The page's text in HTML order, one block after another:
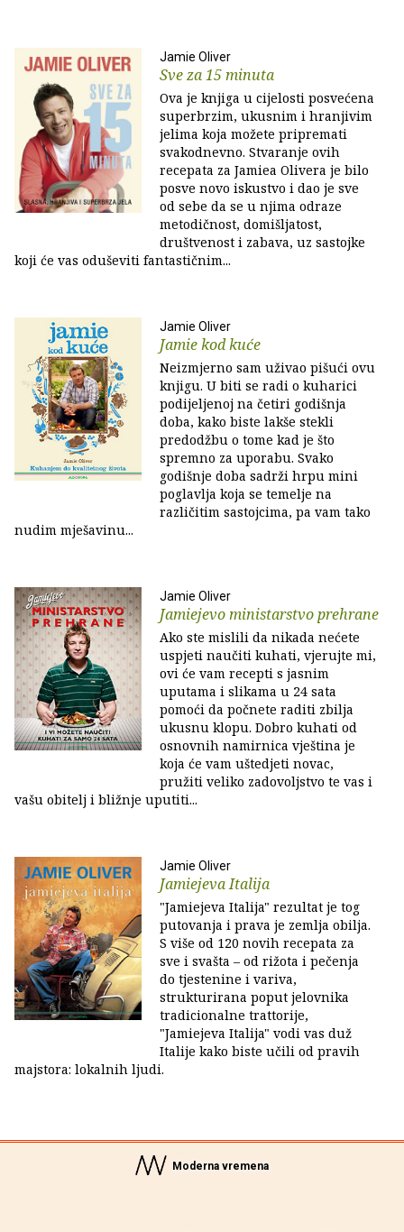
Jamie Oliver
Sve za 15 minuta
Ova je knjiga u cijelosti posvećena
superbrzim, ukusnim i hranjivim
jelima koja možete pripremati
svakodnevno. Stvaranje ovih
recepata za Jamiea Olivera je bilo
posve novo iskustvo i dao je sve
od sebe da se u njima odraze
metodičnost, domišljatost,
društvenost i zabava, uz sastojke
koji će vas oduševiti fantastičnim...
Jamie Oliver
Jamie kod kuće
Neizmjerno sam uživao pišući ovu
knjigu. U biti se radi o kuharici
podijeljenoj na četiri godišnja
doba, kako biste lakše stekli
predodžbu o tome kad je što
spremno za uporabu. Svako
godišnje doba sadrži hrpu mini
poglavlja koja se temelje na
različitim sastojcima, pa vam tako
nudim mješavinu...
Jamie Oliver
Jamiejevo ministarstvo prehrane
Ako ste mislili da nikada nećete
uspjeti naučiti kuhati, vjerujte mi,
ovi će vam recepti s jasnim
uputama i slikama u 24 sata
pomoći da počnete raditi zbilja
ukusnu klopu. Dobro kuhati od
osnovnih namirnica vještina je
koja će vam uštedjeti novac,
pružiti veliko zadovoljstvo te vas i
vašu obitelj i bližnje uputiti...
Jamie Oliver
Jamiejeva Italija
"Jamiejeva Italija" rezultat je tog
putovanja i prava je zemlja obilja.
S više od 120 novih recepata za
sve i svašta – od rižota i pečenja
do tjestenine i variva,
strukturirana poput jelovnika
tradicionalne trattorije,
"Jamiejeva Italija" vodi vas duž
Italije kako biste učili od pravih
majstora: lokalnih ljudi.
Moderna vremena